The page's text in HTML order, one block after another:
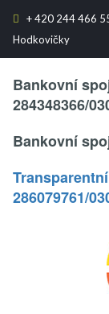
 +420 244 466
Hodkovičky
Bankovní
284348366/
Bankovní
286079761/